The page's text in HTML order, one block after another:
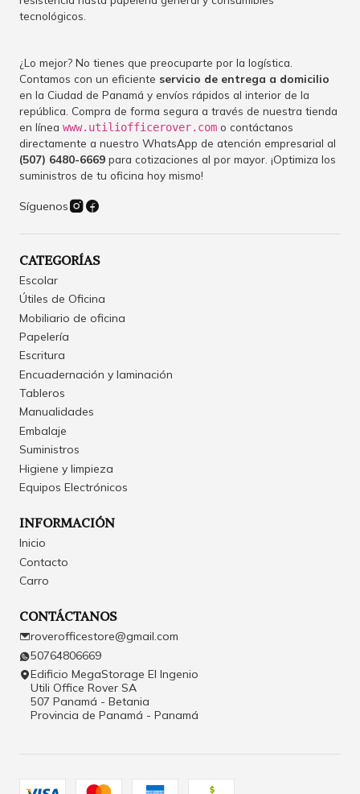
tecnológicos.
¿Lo mejor? No tienes que preocuparte por la logística.
Contamos con un eficiente servicio de entrega a domicilio
en la Ciudad de Panamá y envíos rápidos al interior de la
república. Compra de forma segura a través de nuestra tienda
en línea www.utiliofficerover.com o contáctanos
directamente a nuestro WhatsApp de atención empresarial al
(507) 6480-6669 para cotizaciones al por mayor. ¡Optimiza los
suministros de tu oficina hoy mismo!
Síguenos
CATEGORÍAS
Escolar
Útiles de Oficina
Mobiliario de oficina
Papelería
Escritura
Encuadernación y laminación
Tableros
Manualidades
Embalaje
Suministros
Higiene y limpieza
Equipos Electrónicos
INFORMACIÓN
Inicio
Contacto
Carro
CONTÁCTANOS
roverofficestore@gmail.com
50764806669
Edificio MegaStorage El Ingenio
Utili Office Rover SA
507 Panamá - Betania
Provincia de Panamá - Panamá